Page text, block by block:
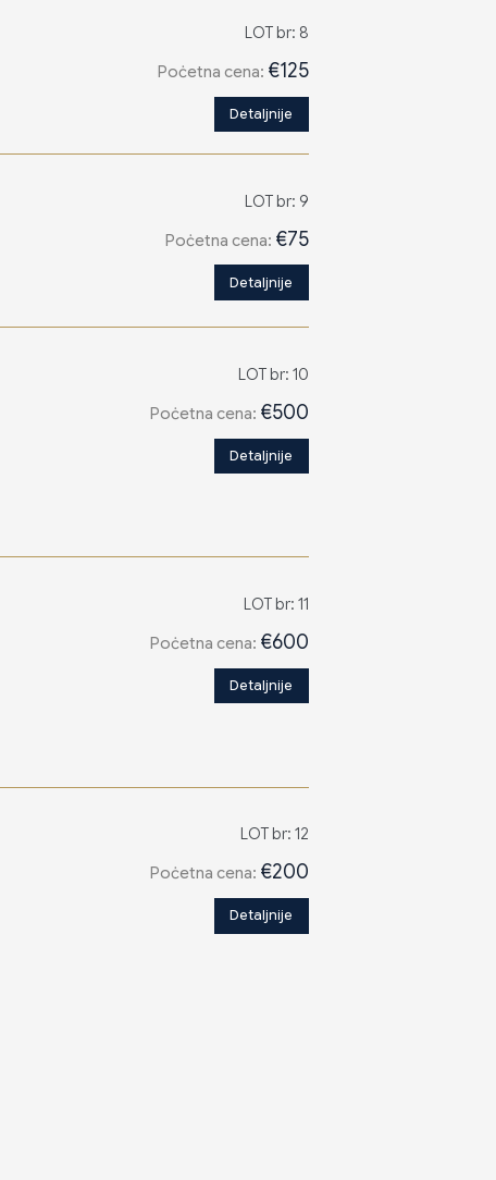
LOT br: 8
Poċetna cena: €125
Detaljnije
LOT br: 9
Poċetna cena: €75
Detaljnije
LOT br: 10
Poċetna cena: €500
Detaljnije
LOT br: 11
Poċetna cena: €600
Detaljnije
LOT br: 12
Poċetna cena: €200
Detaljnije